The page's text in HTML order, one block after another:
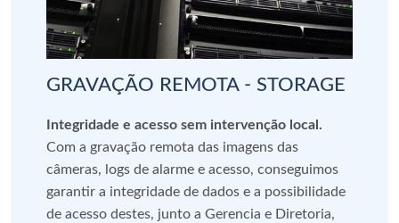
GRAVAÇÃO REMOTA - STORAGE
Integridade e acesso sem intervenção local.
Com a gravação remota das imagens das
câmeras, logs de alarme e acesso, conseguimos
garantir a integridade de dados e a possibilidade
de acesso destes, junto a Gerencia e Diretoria,